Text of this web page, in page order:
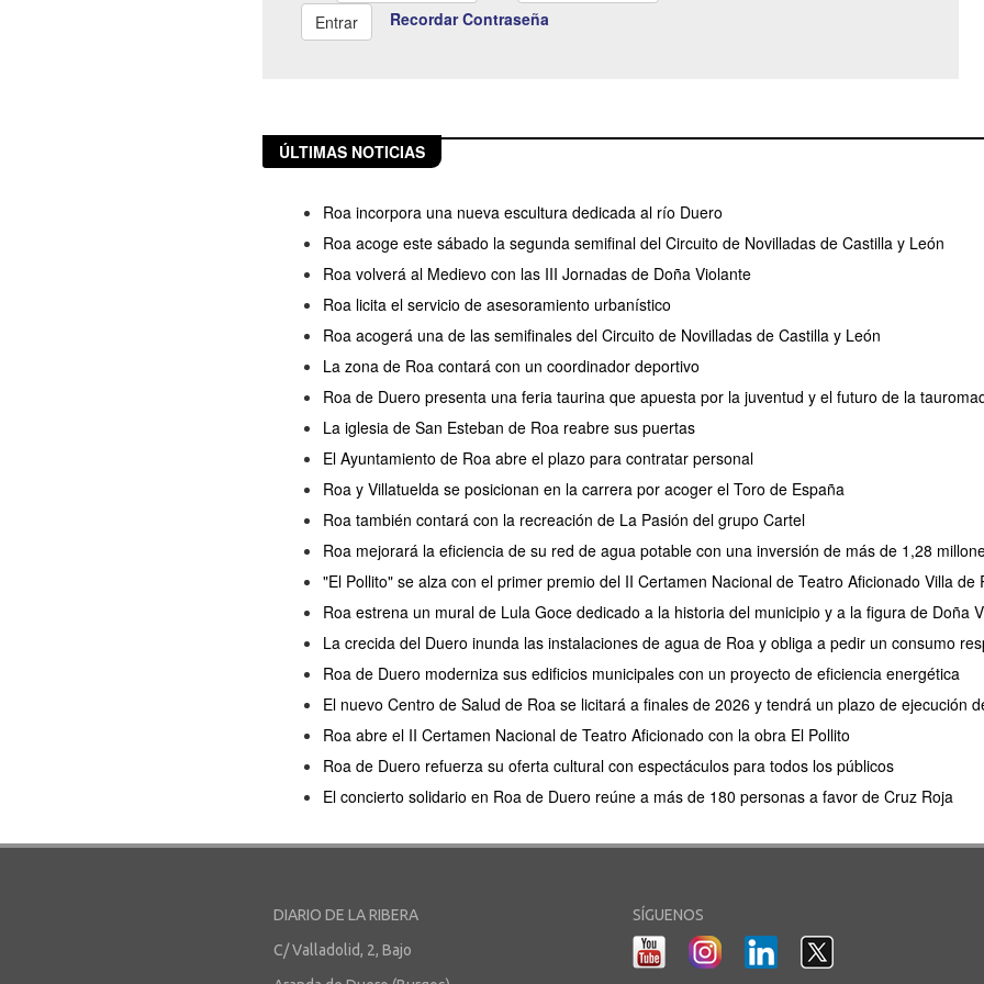
Recordar Contraseña
ÚLTIMAS NOTICIAS
Roa incorpora una nueva escultura dedicada al río Duero
Roa acoge este sábado la segunda semifinal del Circuito de Novilladas de Castilla y León
Roa volverá al Medievo con las III Jornadas de Doña Violante
Roa licita el servicio de asesoramiento urbanístico
Roa acogerá una de las semifinales del Circuito de Novilladas de Castilla y León
La zona de Roa contará con un coordinador deportivo
Roa de Duero presenta una feria taurina que apuesta por la juventud y el futuro de la
La iglesia de San Esteban de Roa reabre sus puertas
El Ayuntamiento de Roa abre el plazo para contratar personal
Roa y Villatuelda se posicionan en la carrera por acoger el Toro de España
Roa también contará con la recreación de La Pasión del grupo Cartel
Roa mejorará la eficiencia de su red de agua potable con una inversión de más de 1,28
"El Pollito" se alza con el primer premio del II Certamen Nacional de Teatro Aficionado Villa de
Roa estrena un mural de Lula Goce dedicado a la historia del municipio y a la figura de Doña
La crecida del Duero inunda las instalaciones de agua de Roa y obliga a pedir un consumo
Roa de Duero moderniza sus edificios municipales con un proyecto de eficiencia energética
El nuevo Centro de Salud de Roa se licitará a finales de 2026 y tendrá un plazo de ejecución
Roa abre el II Certamen Nacional de Teatro Aficionado con la obra El Pollito
Roa de Duero refuerza su oferta cultural con espectáculos para todos los públicos
El concierto solidario en Roa de Duero reúne a más de 180 personas a favor de Cruz Roja
DIARIO DE LA RIBERA
C/ Valladolid, 2, Bajo
SÍGUENOS